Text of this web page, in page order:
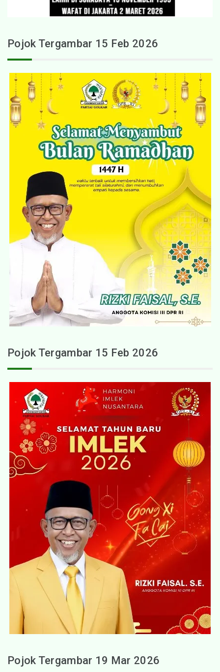
Pojok Tergambar 15 Feb 2026
Pojok Tergambar 15 Feb 2026
Pojok Tergambar 19 Mar 2026